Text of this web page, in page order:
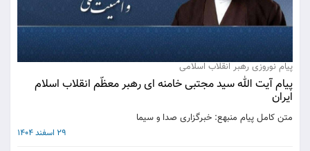
پیام نوروزی رهبر انقلاب اسلامی
پیام آیت الله سید مجتبی خامنه ای رهبر معظّم انقلاب اسلام
ایران
متن کامل پیام منبهع: خبرگزاری صدا و سیما
29 اسفند 1404